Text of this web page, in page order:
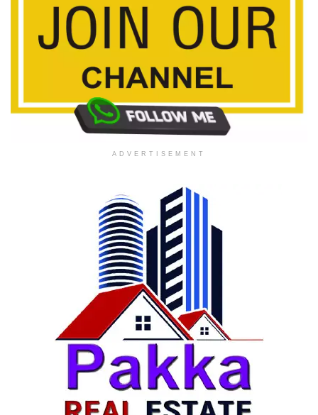
ADVERTISEMENT